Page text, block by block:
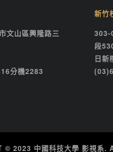
文山區興隆路三
分機2283
新竹
303-
段
日新
© 2023 中國科技大學 影視系.